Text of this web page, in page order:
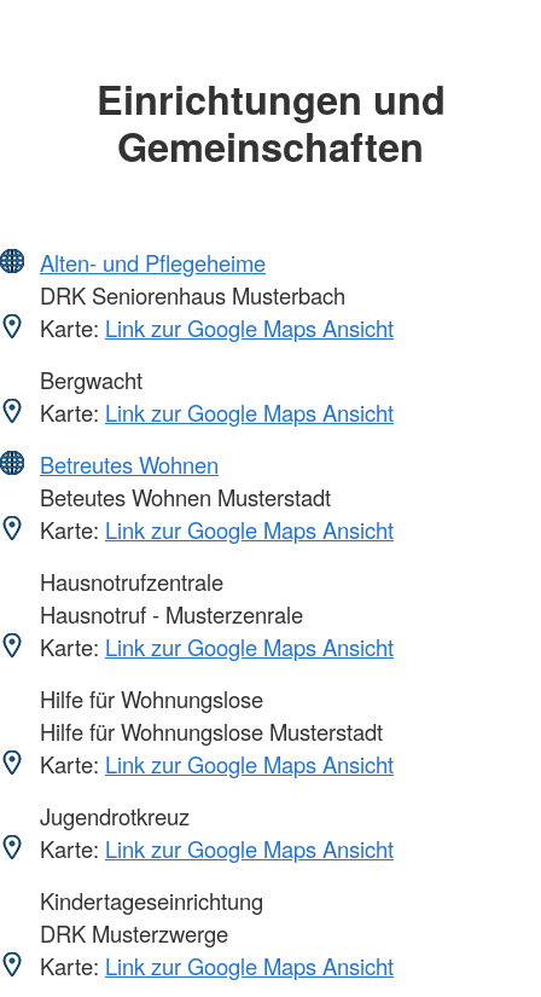
Einrichtungen und
Gemeinschaften
Alten- und Pflegeheime
DRK Seniorenhaus Musterbach
Karte: Link zur Google Maps Ansicht
Bergwacht
Karte: Link zur Google Maps Ansicht
Betreutes Wohnen
Beteutes Wohnen Musterstadt
Karte: Link zur Google Maps Ansicht
Hausnotrufzentrale
Hausnotruf - Musterzenrale
Karte: Link zur Google Maps Ansicht
Hilfe für Wohnungslose
Hilfe für Wohnungslose Musterstadt
Karte: Link zur Google Maps Ansicht
Jugendrotkreuz
Karte: Link zur Google Maps Ansicht
Kindertageseinrichtung
DRK Musterzwerge
Karte: Link zur Google Maps Ansicht